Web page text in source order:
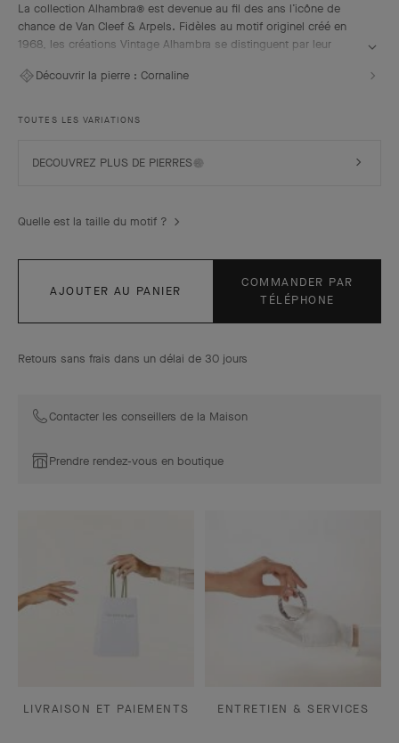
La collection Alhambra® est devenue au fil des ans l’icône de
chance de Van Cleef & Arpels. Fidèles au motif originel créé en
1968, les créations Vintage Alhambra se distinguent par leur
motifs symboles de chance s’ornent d’un délicat contour de
Bracelet Vintage Alhambra 5 motifs, or rose guilloché, cornaline.
Découvrir la pierre : Cornaline
TOUTES LES VARIATIONS
DECOUVREZ PLUS DE PIERRES
Quelle est la taille du motif ?
AJOUTER AU PANIER
COMMANDER PAR
TÉLÉPHONE
Retours sans frais dans un délai de 30 jours
Contacter les conseillers de la Maison
Prendre rendez-vous en boutique
LIVRAISON ET PAIEMENTS ENTRETIEN & SERVICES